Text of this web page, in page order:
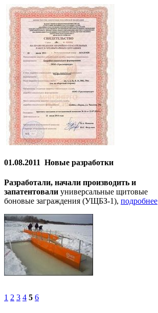
01.08.2011 Новые разработки
Разработали, начали производить и
запатентовали универсальные щитовые
боновые заграждения (УЩБЗ-1), подробнее
1 2 3 4 5 6